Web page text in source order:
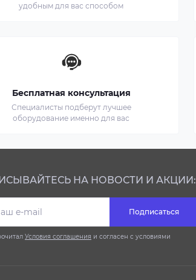
удобным для вас способом
Бесплатная консультация
Специалисты подберут лучшее
оборудование именно для вас
НА НОВОСТИ И АКЦИИ:
Подписаться
Условия соглашения и согласен с условиями